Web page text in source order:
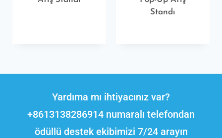
Standı
Yardıma mı ihtiyacınız var?
+8613138286914 numaralı telefondan
ödüllü destek ekibimizi 7/24 arayın